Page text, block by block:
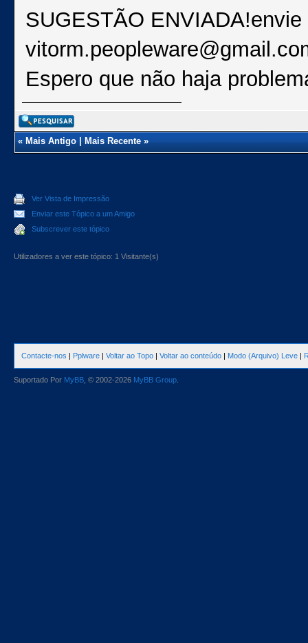
SUGESTÃO
Espero que não haja
«Mais Antigo|Mais Recente»
Ver Vista de Impressão
Enviar este Tópico a um Amigo
Subscrever este tópico
Utilizadores a ver este tópico: 1 Visitante(s)
Contacte-nos | Pplware | Voltar ao Topo | Voltar ao conteúdo | Modo (Arquivo) Leve |
Suportado Por MyBB , © 2002-2026 MyBB Group